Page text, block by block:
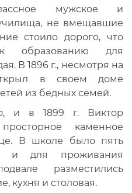
мужское и
не вмещавшие
стоило дорого, что
образованию для
В 1896 г., несмотря на
в своем доме
из бедных семей.
и в 1899 г. Виктор
каменное
В школе было пять
и для проживания
разместились
кухня и столовая.